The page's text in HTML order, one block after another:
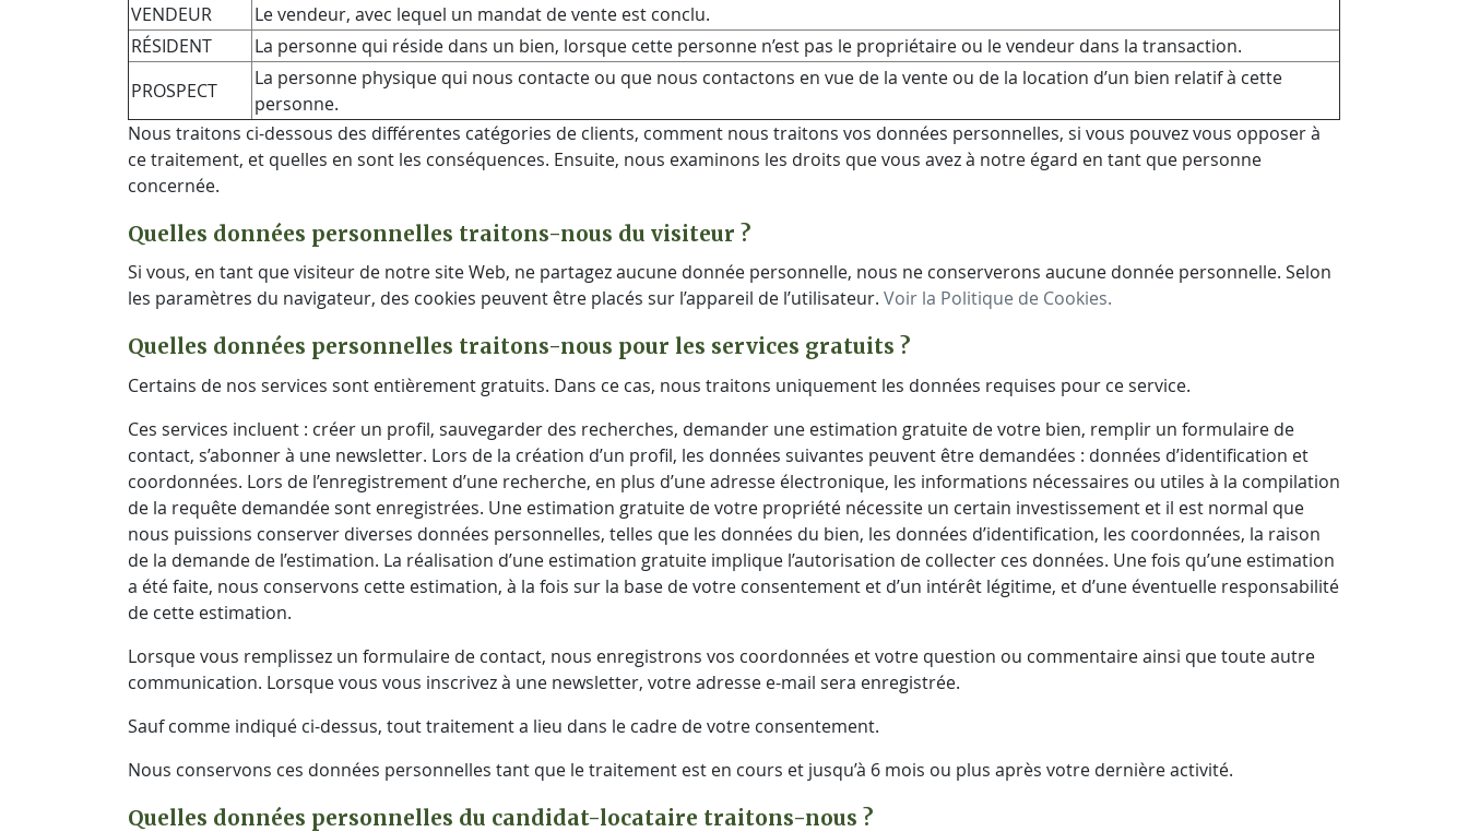
VENDEUR
Le vendeur, avec lequel un mandat de vente est conclu.
RÉSIDENT
La personne qui réside dans un bien, lorsque cette personne n’est pas le propriétaire ou le vendeur dans la transaction.
PROSPECT
La personne physique qui nous contacte ou que nous contactons en vue de la vente ou de la location d’un bien relatif à cette
personne.
Nous traitons ci-dessous des différentes catégories de clients, comment nous traitons vos données personnelles, si vous pouvez vous opposer à
ce traitement, et quelles en sont les conséquences. Ensuite, nous examinons les droits que vous avez à notre égard en tant que personne
concernée.
Quelles données personnelles traitons-nous du visiteur ?
Si vous, en tant que visiteur de notre site Web, ne partagez aucune donnée personnelle, nous ne conserverons aucune donnée personnelle. Selon
les paramètres du navigateur, des cookies peuvent être placés sur l’appareil de l’utilisateur. Voir la Politique de Cookies.
Quelles données personnelles traitons-nous pour les services gratuits ?
Certains de nos services sont entièrement gratuits. Dans ce cas, nous traitons uniquement les données requises pour ce service.
Ces services incluent : créer un profil, sauvegarder des recherches, demander une estimation gratuite de votre bien, remplir un formulaire de
contact, s’abonner à une newsletter. Lors de la création d’un profil, les données suivantes peuvent être demandées : données d’identification et
coordonnées. Lors de l’enregistrement d’une recherche, en plus d’une adresse électronique, les informations nécessaires ou utiles à la compilation
de la requête demandée sont enregistrées. Une estimation gratuite de votre propriété nécessite un certain investissement et il est normal que
nous puissions conserver diverses données personnelles, telles que les données du bien, les données d’identification, les coordonnées, la raison
de la demande de l’estimation. La réalisation d’une estimation gratuite implique l’autorisation de collecter ces données. Une fois qu’une estimation
a été faite, nous conservons cette estimation, à la fois sur la base de votre consentement et d’un intérêt légitime, et d’une éventuelle responsabilité
de cette estimation.
Lorsque vous remplissez un formulaire de contact, nous enregistrons vos coordonnées et votre question ou commentaire ainsi que toute autre
communication. Lorsque vous vous inscrivez à une newsletter, votre adresse e-mail sera enregistrée.
Sauf comme indiqué ci-dessus, tout traitement a lieu dans le cadre de votre consentement.
Nous conservons ces données personnelles tant que le traitement est en cours et jusqu’à 6 mois ou plus après votre dernière activité.
Quelles données personnelles du candidat-locataire traitons-nous ?